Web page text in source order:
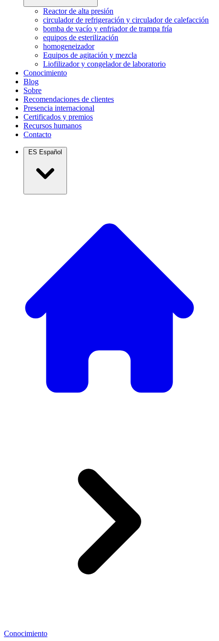
Reactor de alta presión
circulador de refrigeración y circulador de calefacción
bomba de vacío y enfriador de trampa fría
equipos de esterilización
homogeneizador
Equipos de agitación y mezcla
Liofilizador y congelador de laboratorio
Conocimiento
Blog
Sobre
Recomendaciones de clientes
Presencia internacional
Certificados y premios
Recursos humanos
Contacto
ES Español
Conocimiento